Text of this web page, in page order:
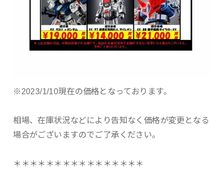
※2023/1/10現在の価格となっております。
相場、在庫状況などにより告知なく価格が変更となる
場合がございますのでご了承ください。
＊＊＊＊＊＊＊＊＊＊＊＊＊＊＊＊